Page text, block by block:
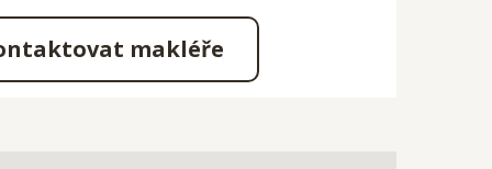
makléře